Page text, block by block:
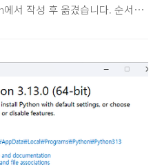
서 작성 후 옮겼습니다. 순서
표현문자열(Strings)리스트
Dictionary : 객체의 쌍(key &
련 데이터 처리)Bool : 참 또는